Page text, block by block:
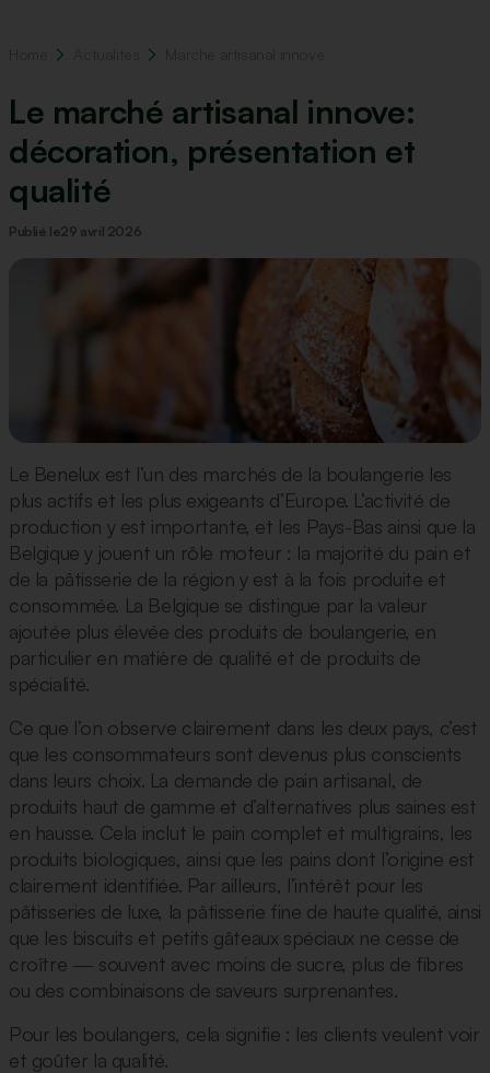
Le marché artisanal innove:
décoration, présentation et
qualité
Publié le29 avril 2026
Le Benelux est l’un des marchés de la boulangerie les
plus actifs et les plus exigeants d’Europe. L’activité de
production y est importante, et les Pays-Bas ainsi que la
Belgique y jouent un rôle moteur : la majorité du pain et
de la pâtisserie de la région y est à la fois produite et
consommée. La Belgique se distingue par la valeur
ajoutée plus élevée des produits de boulangerie, en
particulier en matière de qualité et de produits de
spécialité.
Ce que l’on observe clairement dans les deux pays, c’est
que les consommateurs sont devenus plus conscients
dans leurs choix. La demande de pain artisanal, de
produits haut de gamme et d’alternatives plus saines est
en hausse. Cela inclut le pain complet et multigrains, les
produits biologiques, ainsi que les pains dont l’origine est
clairement identifiée. Par ailleurs, l’intérêt pour les
pâtisseries de luxe, la pâtisserie fine de haute qualité, ainsi
que les biscuits et petits gâteaux spéciaux ne cesse de
croître — souvent avec moins de sucre, plus de fibres
ou des combinaisons de saveurs surprenantes.
Pour les boulangers, cela signifie : les clients veulent voir
et goûter la qualité.